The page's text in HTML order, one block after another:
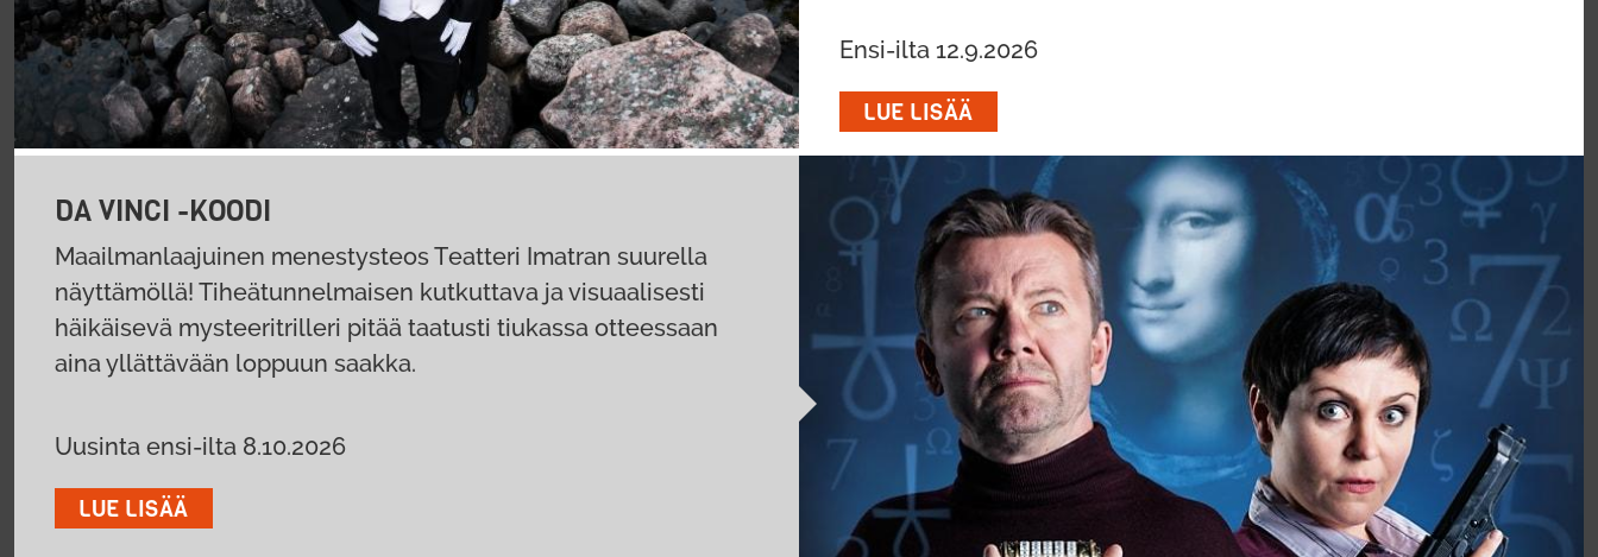
Ensi-ilta 12.9.2026
LUE LISÄÄ
DA VINCI -KOODI
Maailmanlaajuinen menestysteos Teatteri Imatran suurella
näyttämöllä! Tiheätunnelmaisen kutkuttava ja visuaalisesti
häikäisevä mysteeritrilleri pitää taatusti tiukassa otteessaan
aina yllättävään loppuun saakka.
Uusinta ensi-ilta 8.10.2026
LUE LISÄÄ